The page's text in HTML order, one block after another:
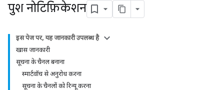
पुश नोटिफ़िकेशन
इस पेज पर, यह जानकारी उपलब्ध है
खास जानकारी
सूचना के चैनल बनाना
स्मार्टवॉच से अनुरोध करना
सूचना के चैनलों को रिन्यू करना